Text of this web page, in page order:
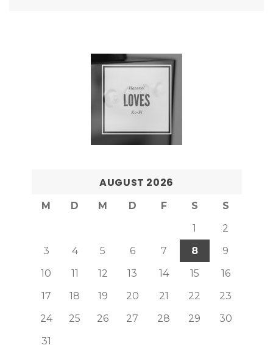
AUGUST 2026
M D M D F S
S
1
2
3
4 5 6 7 8
9
10
11 12 13 14 15
16
17
18 19 20 21 22
23
24
25 26 27 28 29
30
31